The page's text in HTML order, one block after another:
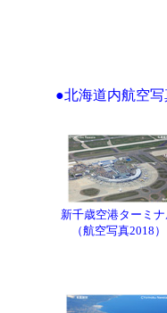
●北海道内航空
新千歳空港ターミ
（航空写真2018）